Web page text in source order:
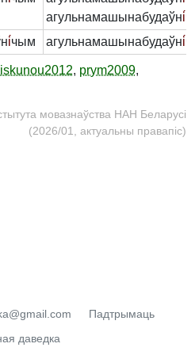
агульнамашынабудаўні́
і́чым агульнамашынабудаўні́
, prym2009,
мовазнаўства НАН Беларусі
(2026/01, актуальны правапіс)
Падтрымаць
даведка